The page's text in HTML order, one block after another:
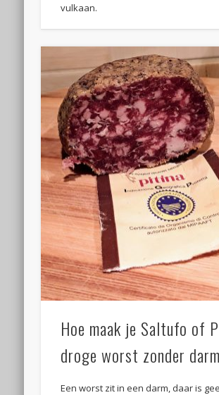
vulkaan.
Hoe maak je Saltufo of
droge worst zonder
Een worst zit in een darm, daar is